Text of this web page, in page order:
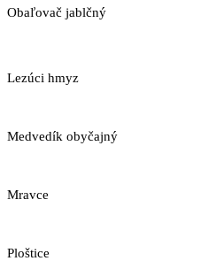
Obaľovač jablčný
Lezúci hmyz
Medvedík obyčajný
Mravce
Ploštice